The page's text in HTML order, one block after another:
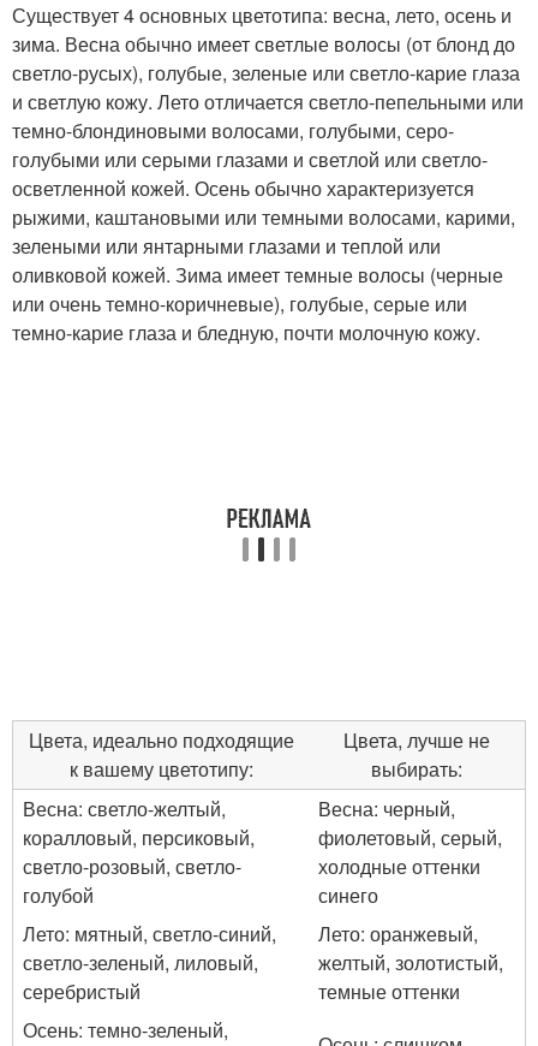
Существует 4 основных цветотипа: весна, лето, осень и
зима. Весна обычно имеет светлые волосы (от блонд до
светло-русых), голубые, зеленые или светло-карие глаза
и светлую кожу. Лето отличается светло-пепельными или
темно-блондиновыми волосами, голубыми, серо-
голубыми или серыми глазами и светлой или светло-
осветленной кожей. Осень обычно характеризуется
рыжими, каштановыми или темными волосами, карими,
зелеными или янтарными глазами и теплой или
оливковой кожей. Зима имеет темные волосы (черные
или очень темно-коричневые), голубые, серые или
темно-карие глаза и бледную, почти молочную кожу.
Цвета, идеально подходящие
к вашему цветотипу:
Цвета, лучше не
выбирать:
Весна: светло-желтый,
коралловый, персиковый,
светло-розовый, светло-
голубой
Весна: черный,
фиолетовый, серый,
холодные оттенки
синего
Лето: мятный, светло-синий,
светло-зеленый, лиловый,
серебристый
Лето: оранжевый,
желтый, золотистый,
темные оттенки
Осень: темно-зеленый,